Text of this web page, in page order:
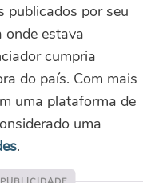
publicados por seu
onde estava
cumpria
do país. Com mais
uma plataforma de
uma
.